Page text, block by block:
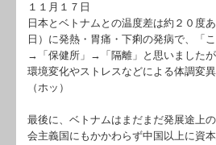
１１月１７日
日本とベトナムとの温度差は約２０度
日）に発熱・胃痛・下痢の発病で、「
→「保健所」→「隔離」と思いましたが
環境変化やストレスなどによる体調変異
（ホッ）
最後に、ベトナムはまだまだ発展途上
会主義国にもかかわらず中国以上に資